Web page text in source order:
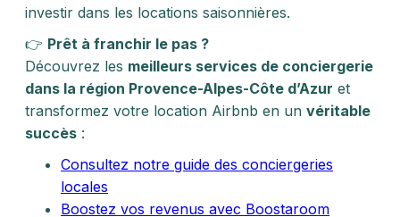
investir dans les locations saisonnières.
👉 Prêt à franchir le pas ?
Découvrez les meilleurs services de conciergerie
dans la région Provence-Alpes-Côte d’Azur et
transformez votre location Airbnb en un véritable
succès :
Consultez notre guide des conciergeries
locales
Boostez vos revenus avec Boostaroom